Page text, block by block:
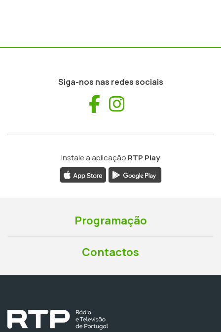
Siga-nos nas redes sociais
Facebook
Instale a aplicação RTP Play
Programação
Contactos